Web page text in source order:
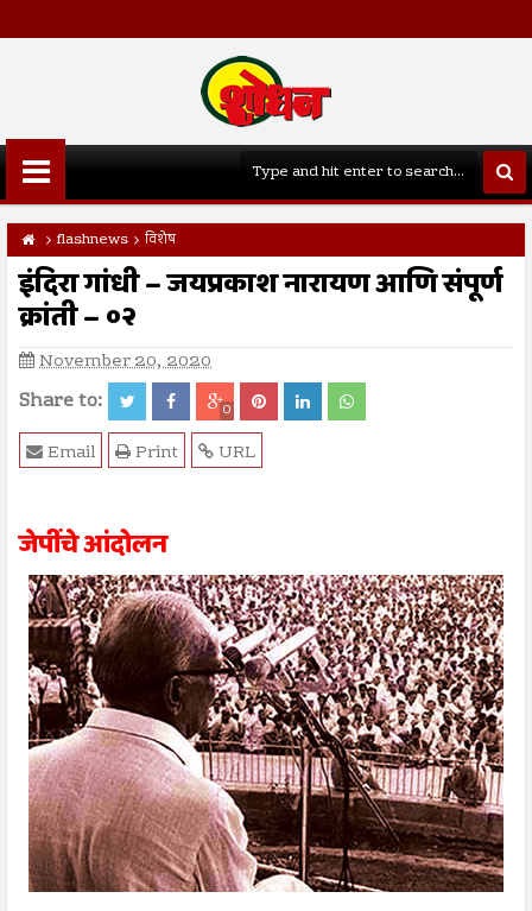
flashnews विशेष
इंदिरा गांधी – जयप्रकाश नारायण आणि संपूर्ण
क्रांती – ०२
November 20, 2020
Share to: 0
URL
Print
Email
जेपींचे आंदोलन